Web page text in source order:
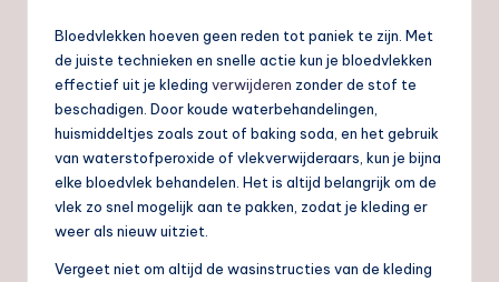
Bloedvlekken hoeven geen reden tot paniek te zijn. Met
de juiste technieken en snelle actie kun je bloedvlekken
effectief uit je kleding verwijderen zonder de stof te
beschadigen. Door koude waterbehandelingen,
huismiddeltjes zoals zout of baking soda, en het gebruik
van waterstofperoxide of vlekverwijderaars, kun je bijna
elke bloedvlek behandelen. Het is altijd belangrijk om de
vlek zo snel mogelijk aan te pakken, zodat je kleding er
weer als nieuw uitziet.
Vergeet niet om altijd de wasinstructies van de kleding